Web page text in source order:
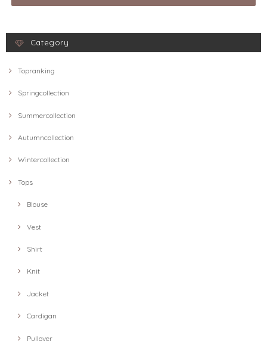
Category
Topranking
Springcollection
Summercollection
Autumncollection
Wintercollection
Tops
Blouse
Vest
Shirt
Knit
Jacket
Cardigan
Pullover